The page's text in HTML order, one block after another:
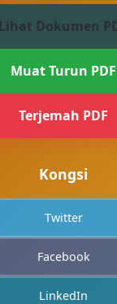
Lihat Dokumen
Muat Turun PDF
Terjemah PDF
Kongsi
Twitter
Facebook
LinkedIn